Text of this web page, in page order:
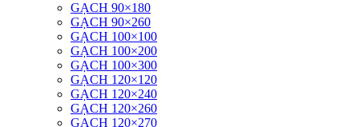
GẠCH 90×180
GẠCH 90×260
GẠCH 100×100
GẠCH 100×200
GẠCH 100×300
GẠCH 120×120
GẠCH 120×240
GẠCH 120×260
GẠCH 120×270